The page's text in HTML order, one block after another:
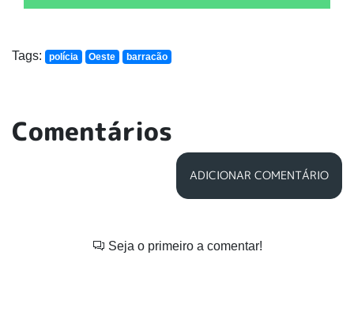
Tags: polícia Oeste barracão
Comentários
ADICIONAR COMENTÁRIO
Seja o primeiro a comentar!